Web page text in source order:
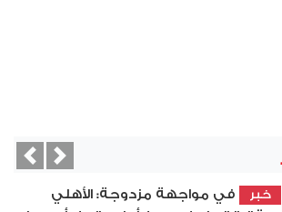
خبر
في مواجهة مزدوجة: الأهلي
Next